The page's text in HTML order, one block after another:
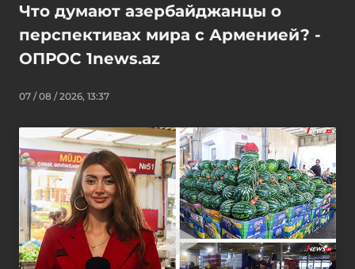
Что думают азербайджанцы о
перспективах мира с Арменией? -
ОПРОС 1news.az
07 / 08 / 2026, 13:37